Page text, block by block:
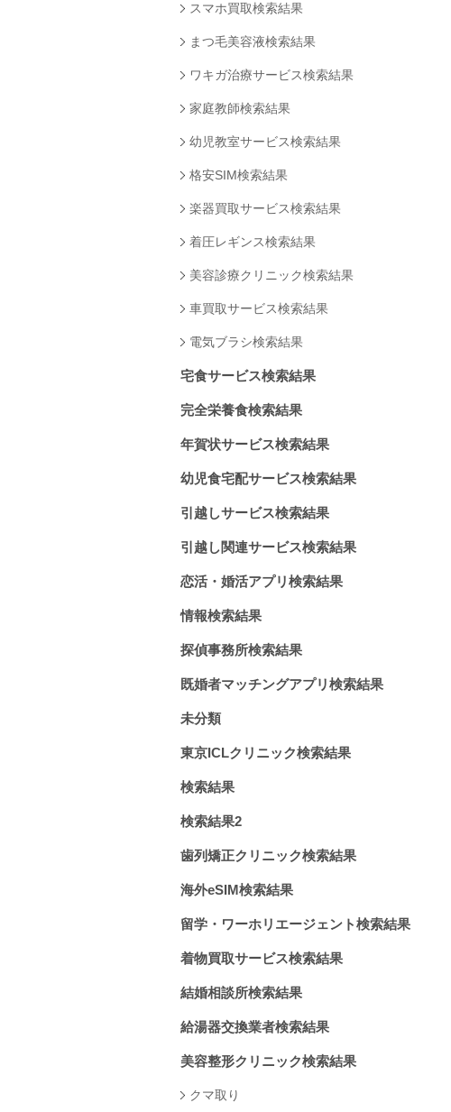
スマホ買取検索結果
まつ毛美容液検索結果
ワキガ治療サービス検索結果
家庭教師検索結果
幼児教室サービス検索結果
格安SIM検索結果
楽器買取サービス検索結果
着圧レギンス検索結果
美容診療クリニック検索結果
車買取サービス検索結果
電気ブラシ検索結果
宅食サービス検索結果
完全栄養食検索結果
年賀状サービス検索結果
幼児食宅配サービス検索結果
引越しサービス検索結果
引越し関連サービス検索結果
恋活・婚活アプリ検索結果
情報検索結果
探偵事務所検索結果
既婚者マッチングアプリ検索結果
未分類
東京ICLクリニック検索結果
検索結果
検索結果2
歯列矯正クリニック検索結果
海外eSIM検索結果
留学・ワーホリエージェント検索結果
着物買取サービス検索結果
結婚相談所検索結果
給湯器交換業者検索結果
美容整形クリニック検索結果
クマ取り